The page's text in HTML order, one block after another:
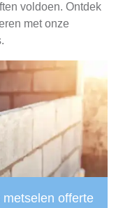
voldoen. Ontdek
met onze
metselen offerte